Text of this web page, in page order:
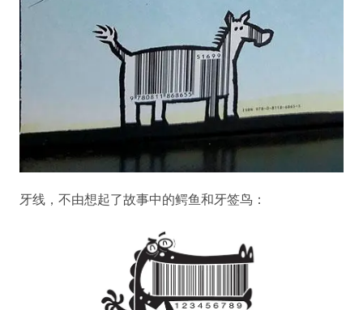
牙线，不由想起了故事中的鳄鱼和牙签鸟：